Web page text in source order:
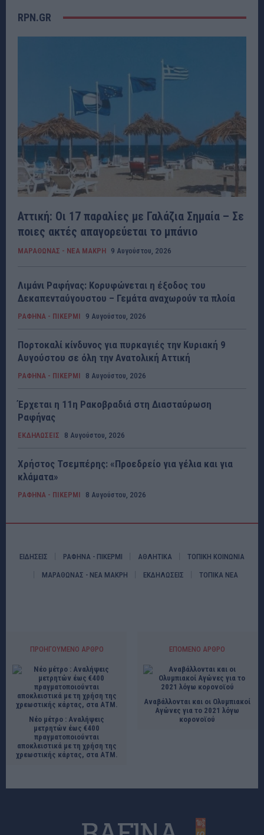
RPN.GR
Αττική: Οι 17 παραλίες με Γαλάζια Σημαία – Σε
ποιες ακτές απαγορεύεται το μπάνιο
ΜΑΡΑΘΩΝΑΣ - ΝΕΑ ΜΑΚΡΗ 9 Αυγούστου, 2026
Λιμάνι Ραφήνας: Κορυφώνεται η έξοδος του
Δεκαπενταύγουστου – Γεμάτα αναχωρούν τα πλοία
ΡΑΦΗΝΑ - ΠΙΚΕΡΜΙ 9 Αυγούστου, 2026
Πορτοκαλί κίνδυνος για πυρκαγιές την Κυριακή 9
Αυγούστου σε όλη την Ανατολική Αττική
ΡΑΦΗΝΑ - ΠΙΚΕΡΜΙ 8 Αυγούστου, 2026
Έρχεται η 11η Ρακοβραδιά στη Διασταύρωση
Ραφήνας
ΕΚΔΗΛΩΣΕΙΣ 8 Αυγούστου, 2026
Χρήστος Τσεμπέρης: «Προεδρείο για γέλια και για
κλάματα»
ΡΑΦΗΝΑ - ΠΙΚΕΡΜΙ 8 Αυγούστου, 2026
ΕΙΔΗΣΕΙΣ ΡΑΦΗΝΑ - ΠΙΚΕΡΜΙ ΑΘΛΗΤΙΚΑ ΤΟΠΙΚΗ ΚΟΙΝΩΝΙΑ
ΜΑΡΑΘΩΝΑΣ - ΝΕΑ ΜΑΚΡΗ ΕΚΔΗΛΩΣΕΙΣ ΤΟΠΙΚΑ ΝΕΑ
ΠΡΟΗΓΟΎΜΕΝΟ ΆΡΘΡΟ
Νέο μέτρο : Αναλήψεις
μετρητών έως €400
πραγματοποιούνται
αποκλειστικά με τη χρήση της
χρεωστικής κάρτας, στα ΑΤΜ.
ΕΠΌΜΕΝΟ ΆΡΘΡΟ
Αναβάλλονται και οι Ολυμπιακοί
Αγώνες για το 2021 λόγω
κορονοϊού